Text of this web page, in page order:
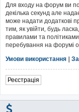
Для входу на форум ви
декілька секунд але
може надати додаткові
тим, як увійти, будь
правилами та
перебування на форумі
Умови використання |
Реєстрація